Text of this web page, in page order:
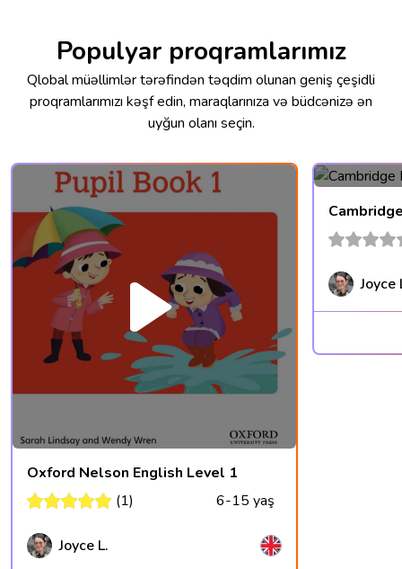
Populyar proqramlarımız
Qlobal müəllimlər tərəfindən təqdim olunan geniş çeşidli
proqramlarımızı kəşf edin, maraqlarınıza və büdcənizə ən
uyğun olanı seçin.
Oxford Nelson English Level 1
(1)
6-15 yaş
Joyce L.
Joyce